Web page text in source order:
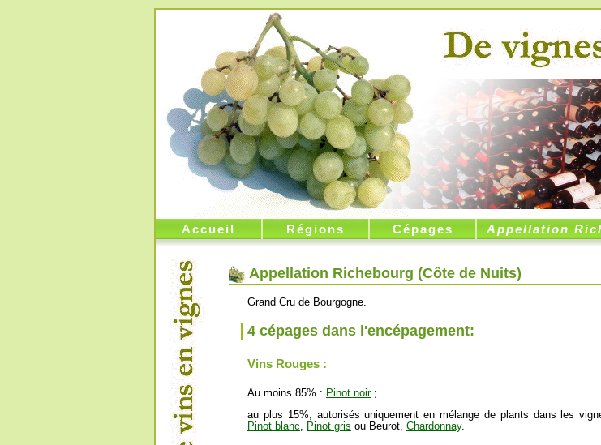
Accueil Régions Cépages Appellation
Appellation Richebourg (Côte de Nuits)
Grand Cru de Bourgogne.
4 cépages dans l'encépagement:
Vins Rouges :
Au moins 85% : Pinot noir;
au plus 15%, autorisés uniquement en mélange de plants dans les
Pinot blanc, Pinot gris ou Beurot, Chardonnay.